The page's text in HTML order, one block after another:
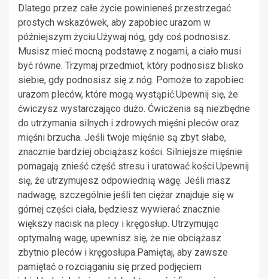
Dlatego przez całe życie powinieneś przestrzegać
prostych wskazówek, aby zapobiec urazom w
późniejszym życiu.Używaj nóg, gdy coś podnosisz.
Musisz mieć mocną podstawę z nogami, a ciało musi
być równe. Trzymaj przedmiot, który podnosisz blisko
siebie, gdy podnosisz się z nóg. Pomoże to zapobiec
urazom pleców, które mogą wystąpić.Upewnij się, że
ćwiczysz wystarczająco dużo. Ćwiczenia są niezbędne
do utrzymania silnych i zdrowych mięśni pleców oraz
mięśni brzucha. Jeśli twoje mięśnie są zbyt słabe,
znacznie bardziej obciążasz kości. Silniejsze mięśnie
pomagają znieść część stresu i uratować kości.Upewnij
się, że utrzymujesz odpowiednią wagę. Jeśli masz
nadwagę, szczególnie jeśli ten ciężar znajduje się w
górnej części ciała, będziesz wywierać znacznie
większy nacisk na plecy i kręgosłup. Utrzymując
optymalną wagę, upewnisz się, że nie obciążasz
zbytnio pleców i kręgosłupa.Pamiętaj, aby zawsze
pamiętać o rozciąganiu się przed podjęciem